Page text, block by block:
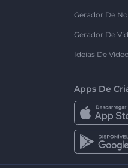
Gerador De
Gerador De
Ideias De
Apps De